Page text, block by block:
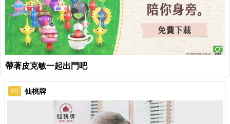
帶著皮克敏一起出門吧
PR 仙桃牌